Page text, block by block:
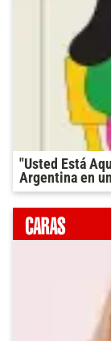
"Usted Está
Argentina en